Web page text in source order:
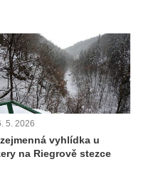
Střelou
vrchu
5. 2026
vyhlídka u
na Riegrově stezce